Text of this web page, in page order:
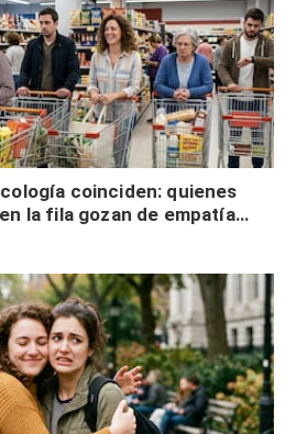
coinciden: quienes
la fila gozan de empatía
solo tienen autocontrol